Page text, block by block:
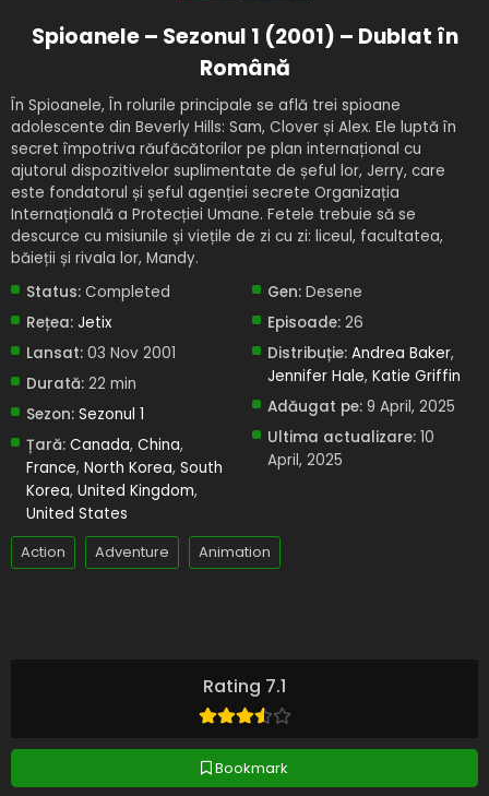
Rating 7.1
Bookmark
Spioanele – Sezonul 1 (2001) – Dublat în
Română
În Spioanele, În rolurile principale se află trei spioane
adolescente din Beverly Hills: Sam, Clover și Alex. Ele luptă în
secret împotriva răufăcătorilor pe plan internațional cu
ajutorul dispozitivelor suplimentate de șeful lor, Jerry, care
este fondatorul și șeful agenției secrete Organizația
Internațională a Protecției Umane. Fetele trebuie să se
descurce cu misiunile și viețile de zi cu zi: liceul, facultatea,
băieții și rivala lor, Mandy.
Status: Completed
Rețea: Jetix
Lansat: 03 Nov 2001
Durată: 22 min
Sezon: Sezonul 1
Țară: Canada, China,
France, North Korea, South
Korea, United Kingdom,
United States
Gen: Desene
Episoade: 26
Distribuție: Andrea Baker,
Jennifer Hale,Katie Griffin
Adăugat pe: 9 April, 2025
Ultima actualizare: 10
April, 2025
Action Adventure Animation